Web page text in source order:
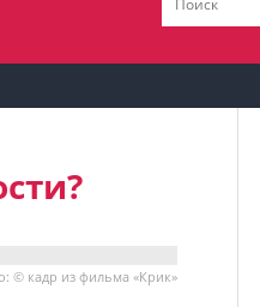
© кадр из фильма «Крик»